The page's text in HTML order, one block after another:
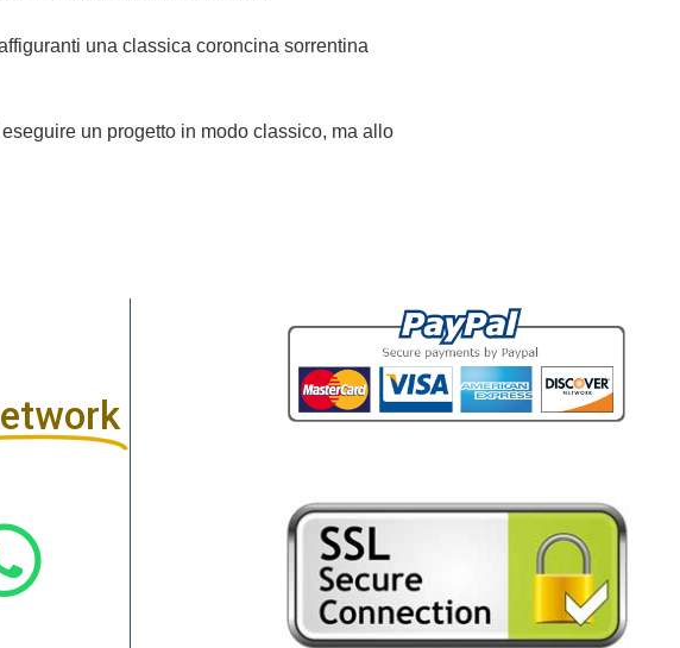
una classica coroncina sorrentina
un progetto in modo classico, ma allo